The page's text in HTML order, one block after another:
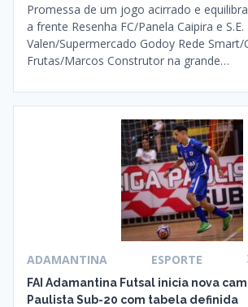
Promessa de um jogo acirrado e
a frente Resenha FC/Panela Caipira e
Valen/Supermercado Godoy Rede Smart/
Frutas/Marcos Construtor na grande…
ADAMANTINA ESPORTE
FAI Adamantina Futsal inicia nova
Paulista Sub-20 com tabela definida